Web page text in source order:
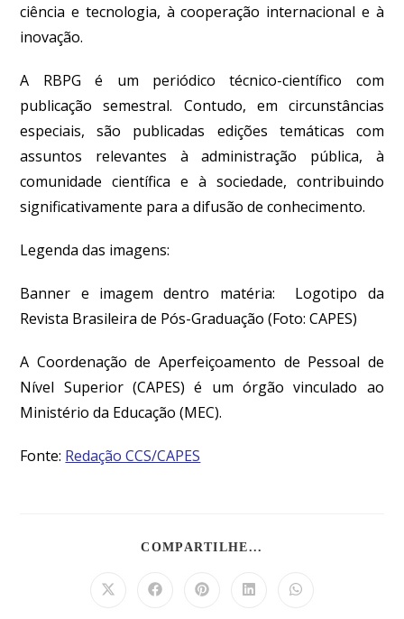
ciência e tecnologia, à cooperação internacional e à
inovação.
A RBPG é um periódico técnico-científico com
publicação semestral. Contudo, em circunstâncias
especiais, são publicadas edições temáticas com
assuntos relevantes à administração pública, à
comunidade científica e à sociedade, contribuindo
significativamente para a difusão de conhecimento.
Legenda das imagens:
Banner e imagem dentro matéria:
Logotipo da
Revista Brasileira de Pós-Graduação (Foto:CAPES)
A Coordenação de Aperfeiçoamento de Pessoal de
Nível Superior (CAPES) é um órgão vinculado ao
Ministério da Educação (MEC).
Fonte: Redação CCS/CAPES
COMPARTILHE...